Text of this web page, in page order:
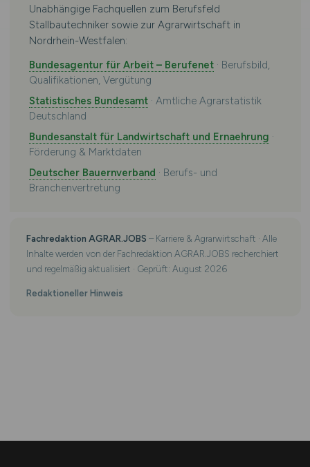
Unabhängige Fachquellen zum Berufsfeld
Stallbautechniker sowie zur Agrarwirtschaft in
Nordrhein-Westfalen:
Bundesagentur für Arbeit – Berufenet· Berufsbild,
Qualifikationen, Vergütung
Statistisches Bundesamt· Amtliche Agrarstatistik
Deutschland
Bundesanstalt für Landwirtschaft und Ernaehrung ·
Förderung & Marktdaten
Deutscher Bauernverband · Berufs- und
Branchenvertretung
Fachredaktion AGRAR.JOBS – Karriere & Agrarwirtschaft · Alle
Inhalte werden von der Fachredaktion AGRAR.JOBS recherchiert
und regelmäßig aktualisiert · Geprüft: August 2026
Redaktioneller Hinweis